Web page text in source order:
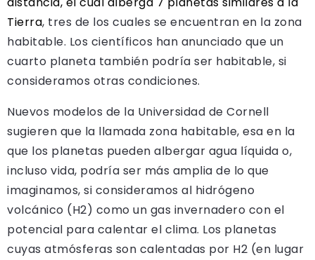
Tierra, tres de los cuales se encuentran en la zona
habitable. Los científicos han anunciado que un
cuarto planeta también podría ser habitable, si
consideramos otras condiciones.
Nuevos modelos de la Universidad de Cornell
sugieren que la llamada zona habitable, esa en la
que los planetas pueden albergar agua líquida o,
incluso vida, podría ser más amplia de lo que
imaginamos, si consideramos al hidrógeno
volcánico (H2) como un gas invernadero con el
potencial para calentar el clima. Los planetas
cuyas atmósferas son calentadas por H2 (en lugar